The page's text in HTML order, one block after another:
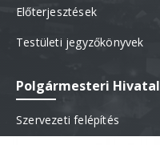
Előterjesztések
Testületi jegyzőkönyvek
Polgármesteri Hivatal
Szervezeti felépítés